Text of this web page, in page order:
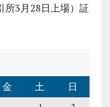
所3月28日上場）証
金 土 日